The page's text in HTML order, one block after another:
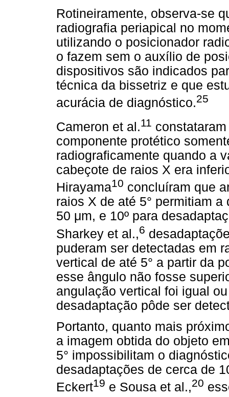
Rotineiramente, observa-se
radiografia periapical no
utilizando o posicionador
o fazem sem o auxílio de
dispositivos são indicados
técnica da bissetriz e que
acurácia de diagnóstico.25
Cameron et al.11
componente protético
radiograficamente quando a
cabeçote de raios X era
Hirayama10 concluíram que
raios X de até 5° permitiam
50 μm, e 10º para
Sharkey et al.,6
puderam ser detectadas em
vertical de até 5° a partir da
esse ângulo não fosse
angulação vertical foi igual
desadaptação pôde ser
Portanto, quanto mais
a imagem obtida do objeto
5° impossibilitam o
desadaptações de cerca de
Eckert19 e Sousa et al.,20